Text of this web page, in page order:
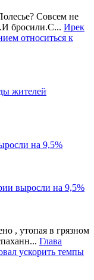
Совсем не
бросили.С... Ирек
относиться к
жителей
на 9,5%
выросли на 9,5%
, утопая в грязном
Глава
ускорить темпы